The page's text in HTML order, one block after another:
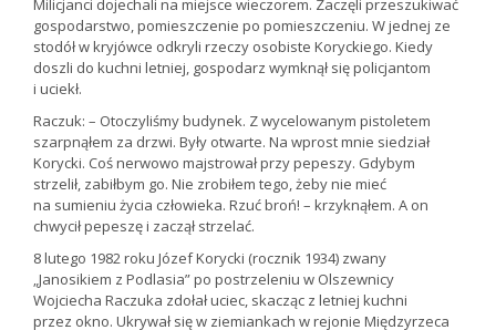
Milicjanci dojechali na miejsce wieczorem. Zaczęli przeszukiwać
gospodarstwo, pomieszczenie po pomieszczeniu. W jednej ze
stodół w kryjówce odkryli rzeczy osobiste Koryckiego. Kiedy
doszli do kuchni letniej, gospodarz wymknął się policjantom
i uciekł.
Raczuk: – Otoczyliśmy budynek. Z wycelowanym pistoletem
szarpnąłem za drzwi. Były otwarte. Na wprost mnie siedział
Korycki. Coś nerwowo majstrował przy pepeszy. Gdybym
strzelił, zabiłbym go. Nie zrobiłem tego, żeby nie mieć
na sumieniu życia człowieka. Rzuć broń! – krzyknąłem. A on
chwycił pepeszę i zaczął strzelać.
8 lutego 1982 roku Józef Korycki (rocznik 1934) zwany
„Janosikiem z Podlasia” po postrzeleniu w Olszewnicy
Wojciecha Raczuka zdołał uciec, skacząc z letniej kuchni
przez okno. Ukrywał się w ziemiankach w rejonie Międzyrzeca